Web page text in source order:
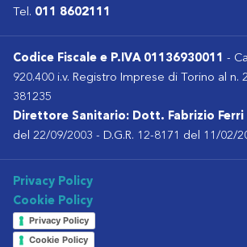
Tel. 011 8602111
Codice Fiscale e P.IVA 01136930011 -
920.400 i.v. Registro Imprese di Torino al n.
381235
Direttore Sanitario: Dott. Fabrizio Ferri
del 22/09/2003 - D.G.R. 12-8171 del 11/02/
Privacy Policy
Cookie Policy
Privacy Policy
Cookie Policy